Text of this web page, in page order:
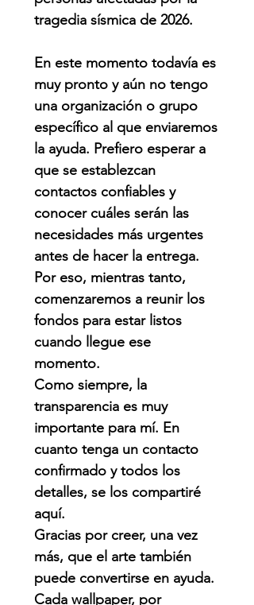
tragedia sísmica de 2026.
En este momento todavía es
muy pronto y aún no tengo
una organización o grupo
específico al que enviaremos
la ayuda. Prefiero esperar a
que se establezcan
contactos confiables y
conocer cuáles serán las
necesidades más urgentes
antes de hacer la entrega.
Por eso, mientras tanto,
comenzaremos a reunir los
fondos para estar listos
cuando llegue ese
momento.
Como siempre, la
transparencia es muy
importante para mí. En
cuanto tenga un contacto
confirmado y todos los
detalles, se los compartiré
aquí.
Gracias por creer, una vez
más, que el arte también
puede convertirse en ayuda.
Cada wallpaper, por